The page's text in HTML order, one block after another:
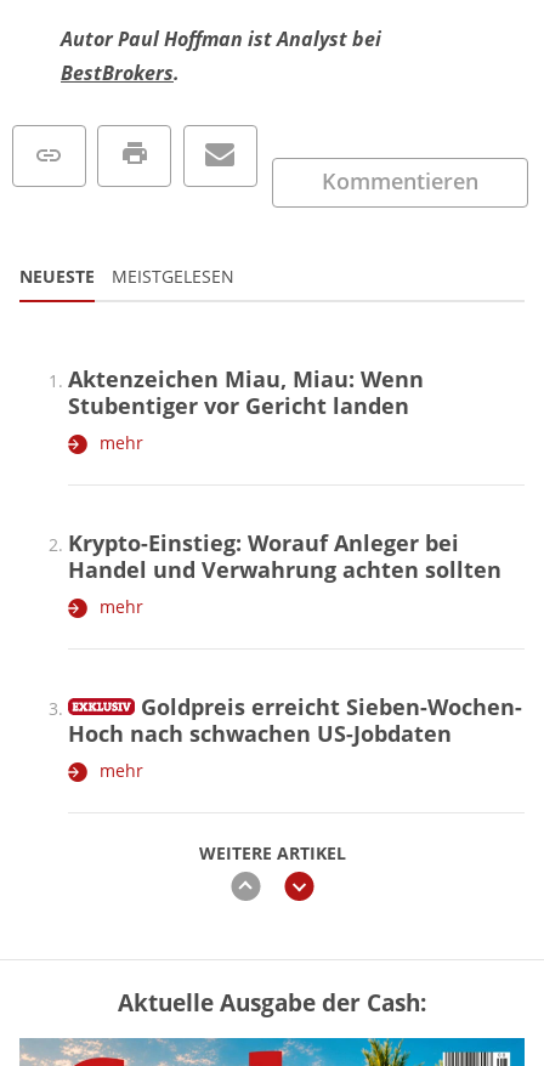
Autor Paul Hoffman ist Analyst bei
BestBrokers.
Kommentieren
NEUESTE MEISTGELESEN
WEITERE ARTIKEL
zurückweiter
Aktenzeichen Miau, Miau: Wenn
Stubentiger vor Gericht landen
mehr
Krypto-Einstieg: Worauf Anleger bei
Handel und Verwahrung achten sollten
mehr
Goldpreis erreicht Sieben-Wochen-
Hoch nach schwachen US-Jobdaten
mehr
Vermieter-Zutritt: Wann Mieter
die Wohnung öffnen müssen
Aktuelle Ausgabe der Cash: